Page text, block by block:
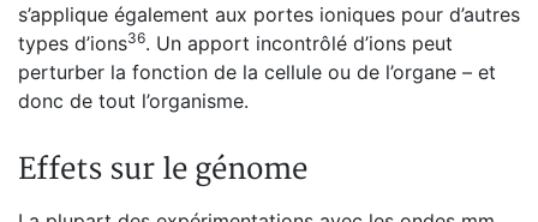
s’applique également aux portes ioniques pour d’autres
types d’ions36. Un apport incontrôlé d’ions peut
perturber la fonction de la cellule ou de l’organe – et
donc de tout l’organisme.
Effets sur le génome